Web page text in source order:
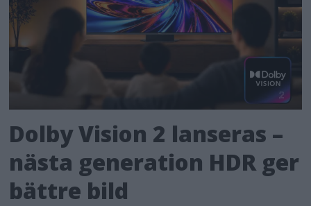
Dolby Vision 2 lanseras –
nästa generation HDR ger
bättre bild